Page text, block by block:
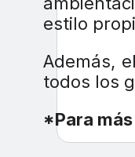
estilo
Además,
todos los
*Para